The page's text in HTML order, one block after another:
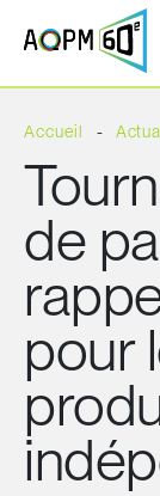
Accueil
de
pour